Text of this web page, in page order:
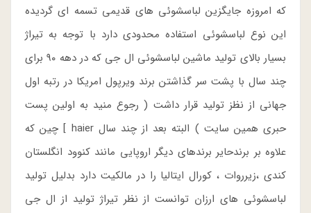
که امروزه جایگزین لباسشوئی های قدیمی تسمه ای گردیده
این نوع لباسشوئی استفاده محدودی دارد با توجه به تیراژ
بسیار بالای تولید ماشین لباسشوئی ال جی که در دهه ۹۰ برای
چند سال با پشت سر گذاشتن برند ویرپول امریکا در رتبه اول
جهانی از نظز تولید قرار داشت ( رجوع منید به اولین پست
حبری همین سایت ) البته بعد از چند سال haier ] چین که
علاوه بر برندحایر برندهای دیگر اروپایی مانند کنوود انگلستان
کندی ،زیرروات ، کورال ایتالیا را در مالکیت دارد بدلیل تولید
لباسشوئی های ارزان توانست از نظر تیراژ تولید از ال جی